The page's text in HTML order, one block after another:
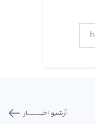
آرشیو اخبـــــــــــار